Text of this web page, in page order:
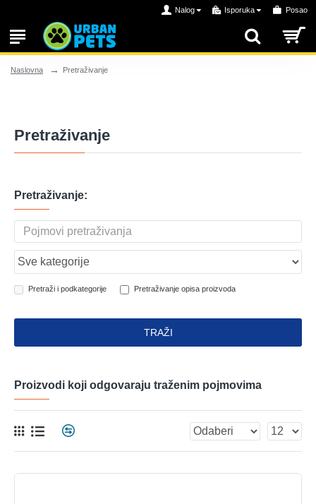
Nalog Isporuka Posao
Naslovna Pretraživanje
Pretraživanje
Pretraživanje:
Pretraži i podkategorije Pretraživanje opisa proizvoda
TRAŽI
Proizvodi koji odgovaraju traženim pojmovima